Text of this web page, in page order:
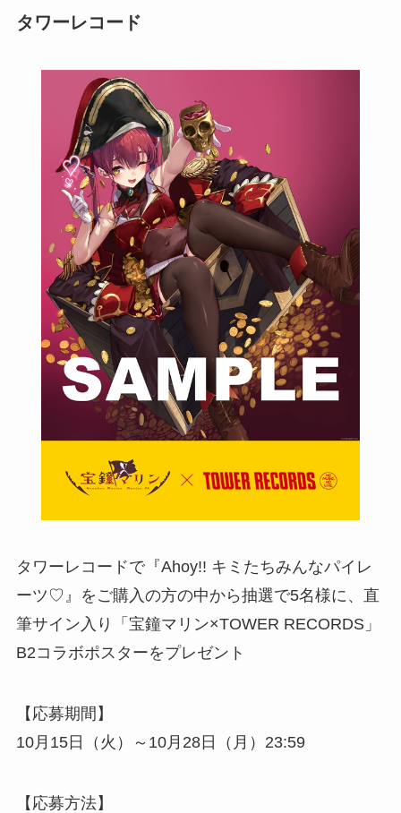
タワーレコード
タワーレコードで『Ahoy!! キミたちみんなパイレ
ーツ♡』をご購入の方の中から抽選で5名様に、直
筆サイン入り「宝鐘マリン×TOWER RECORDS」
B2コラボポスターをプレゼント
【応募期間】
10月15日（火）～10月28日（月）23:59
【応募方法】